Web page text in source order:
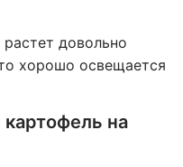
довольно
хорошо освещается
на